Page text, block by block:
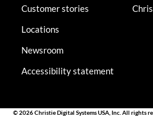
Customer stories
Locations
Newsroom
Accessibility statement
© 2026 Christie Digital Systems USA, Inc. All rights